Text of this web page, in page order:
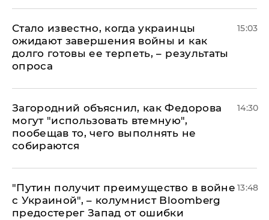
Стало известно, когда украинцы
ожидают завершения войны и как
долго готовы ее терпеть, – результаты
опроса
15:03
Загородний объяснил, как Федорова
могут "использовать втемную",
пообещав то, чего выполнять не
собираются
14:30
"Путин получит преимущество в войне
с Украиной", – колумнист Bloomberg
предостерег Запад от ошибки
13:48